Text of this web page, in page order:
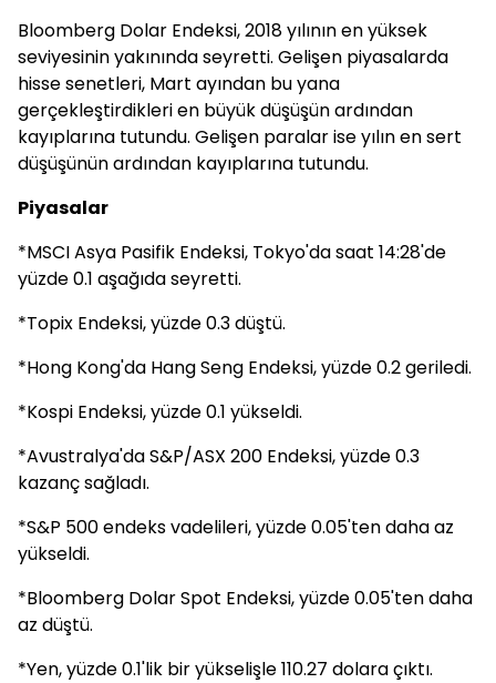
Bloomberg Dolar Endeksi, 2018 yılının en yüksek
seviyesinin yakınında seyretti. Gelişen piyasalarda
hisse senetleri, Mart ayından bu yana
gerçekleştirdikleri en büyük düşüşün ardından
kayıplarına tutundu. Gelişen paralar ise yılın en sert
düşüşünün ardından kayıplarına tutundu.
Piyasalar
*MSCI Asya Pasifik Endeksi, Tokyo'da saat 14:28'de
yüzde 0.1 aşağıda seyretti.
*Topix Endeksi, yüzde 0.3 düştü.
*Hong Kong'da Hang Seng Endeksi, yüzde 0.2 geriledi.
*Kospi Endeksi, yüzde 0.1 yükseldi.
*Avustralya'da S&P/ASX 200 Endeksi, yüzde 0.3
kazanç sağladı.
*S&P 500 endeks vadelileri, yüzde 0.05'ten daha az
yükseldi.
*Bloomberg Dolar Spot Endeksi, yüzde 0.05'ten daha
az düştü.
*Yen, yüzde 0.1'lik bir yükselişle 110.27 dolara çıktı.